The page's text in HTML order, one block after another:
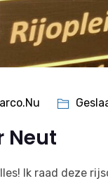
Neut
Ik raad deze